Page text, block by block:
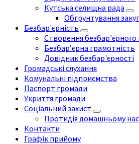
Кутська селищна рада
Обгрунтування
Безбар'єрність
Створення безбар'єрного
Безбар’єрна грамотність
Довідник безбар'єрності
Громадські слухання
Комунальні підприємства
Паспорт громади
Укриття громади
Соціальний захист
Протидія домашньому
Контакти
Графік прийому